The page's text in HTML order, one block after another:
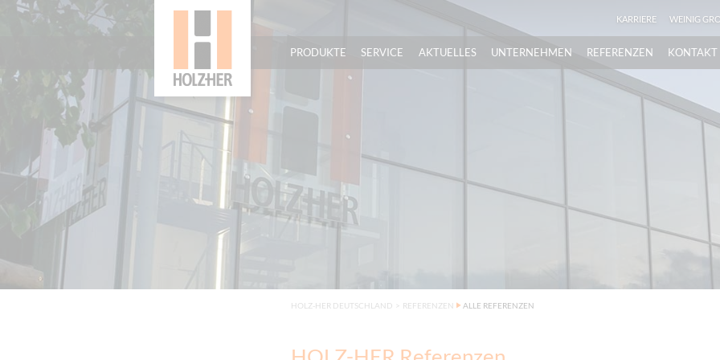
KARRIERE WEINIG
PRODUKTE SERVICE AKTUELLES UNTERNEHMEN REFERENZEN KONTAKT
HOLZ-HER DEUTSCHLAND > REFERENZEN ALLE REFERENZEN